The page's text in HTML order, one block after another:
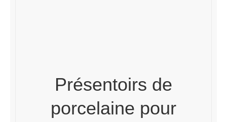
Présentoirs de
porcelaine pour